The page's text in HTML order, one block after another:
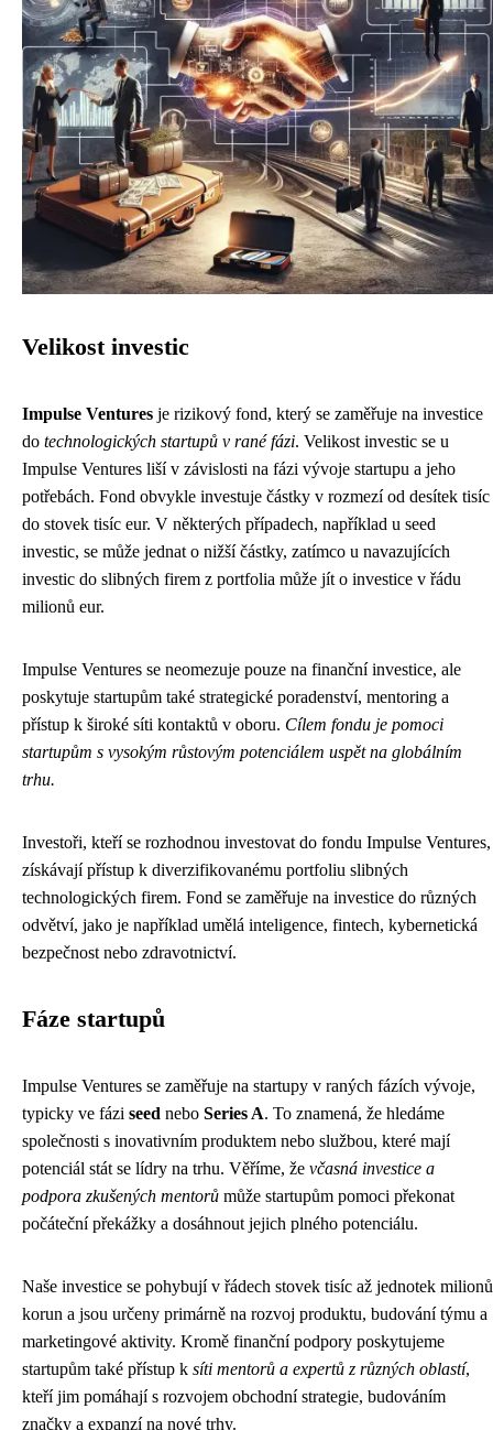
Velikost investic
Impulse Ventures je rizikový fond, který se zaměřuje na investice
do technologických startupů v rané fázi. Velikost investic se u
Impulse Ventures liší v závislosti na fázi vývoje startupu a jeho
potřebách. Fond obvykle investuje částky v rozmezí od desítek tisíc
do stovek tisíc eur. V některých případech, například u seed
investic, se může jednat o nižší částky, zatímco u navazujících
investic do slibných firem z portfolia může jít o investice v řádu
milionů eur.
Impulse Ventures se neomezuje pouze na finanční investice, ale
poskytuje startupům také strategické poradenství, mentoring a
přístup k široké síti kontaktů v oboru. Cílem fondu je pomoci
startupům s vysokým růstovým potenciálem uspět na globálním
trhu.
Investoři, kteří se rozhodnou investovat do fondu Impulse Ventures,
získávají přístup k diverzifikovanému portfoliu slibných
technologických firem. Fond se zaměřuje na investice do různých
odvětví, jako je například umělá inteligence, fintech, kybernetická
bezpečnost nebo zdravotnictví.
Fáze startupů
Impulse Ventures se zaměřuje na startupy v raných fázích vývoje,
typicky ve fázi seed nebo Series A. To znamená, že hledáme
společnosti s inovativním produktem nebo službou, které mají
potenciál stát se lídry na trhu. Věříme, že včasná investice a
podpora zkušených mentorů může startupům pomoci překonat
počáteční překážky a dosáhnout jejich plného potenciálu.
Naše investice se pohybují v řádech stovek tisíc až jednotek milionů
korun a jsou určeny primárně na rozvoj produktu, budování týmu a
marketingové aktivity. Kromě finanční podpory poskytujeme
startupům také přístup k síti mentorů a expertů z různých oblastí,
kteří jim pomáhají s rozvojem obchodní strategie, budováním
značky a expanzí na nové trhy.